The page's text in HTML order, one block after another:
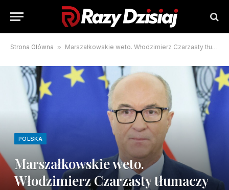
Strona Główna » Marszałkowskie weto. Włodzimierz Czarzasty tłumaczy
POLSKA
Marszałkowskie weto.
Włodzimierz Czarzasty tłumaczy